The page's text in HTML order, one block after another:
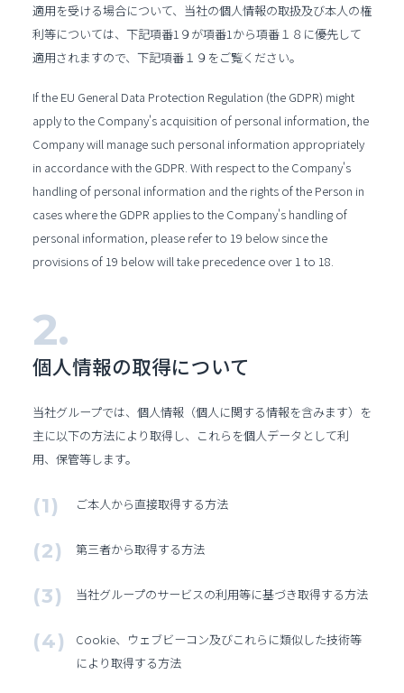
適用を受ける場合について、当社の個人情報の取扱及び本人の権
利等については、下記項番1９が項番1から項番１８に優先して
適用されますので、下記項番１９をご覧ください。
If the EU General Data Protection Regulation (the GDPR) might
apply to the Company's acquisition of personal information, the
Company will manage such personal information appropriately
in accordance with the GDPR. With respect to the Company's
handling of personal information and the rights of the Person in
cases where the GDPR applies to the Company's handling of
personal information, please refer to 19 below since the
provisions of 19 below will take precedence over 1 to 18.
個人情報の取得について
当社グループでは、個人情報（個人に関する情報を含みます）を
主に以下の方法により取得し、これらを個人データとして利
用、保管等します。
ご本人から直接取得する方法
第三者から取得する方法
当社グループのサービスの利用等に基づき取得する方法
Cookie、ウェブビーコン及びこれらに類似した技術等
により取得する方法